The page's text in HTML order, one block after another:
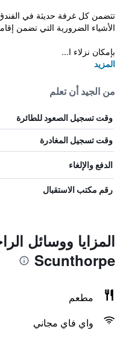
تتضمن كل غرفة حديثة في
الأشياء الضرورية التي تضمن
بإمكان نزلاء ا...
المزيد
من الجيد أن تعلم
وقت تسجيل الصعود للطائرة
وقت تسجيل المغادرة
الدفع والإلغاء
رقم مكتب الاستقبال
Scunthorpe
مطعم
واي فاي مجاني